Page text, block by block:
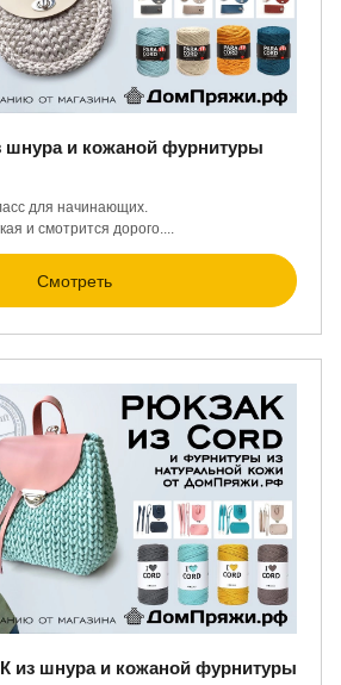
шнура и кожаной фурнитуры
для начинающих.
и смотрится дорого....
Смотреть
из шнура и кожаной фурнитуры